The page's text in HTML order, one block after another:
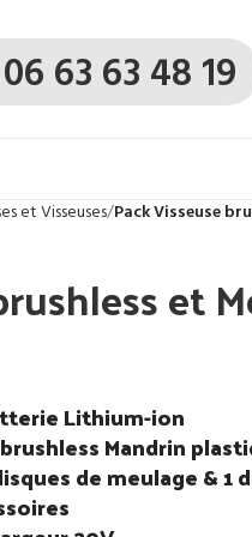
06 63 63 48 19
et Visseuses Pack Visseuse
et
Lithium-ion
Mandrin
de meulage & 1